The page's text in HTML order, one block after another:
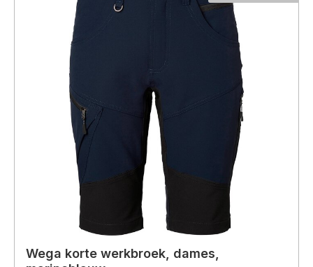
Wega korte werkbroek, dames,